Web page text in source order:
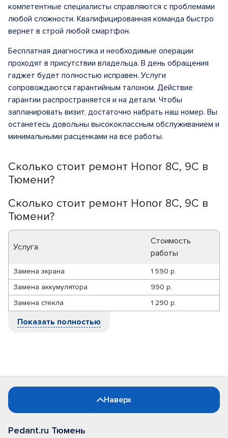
Сколько стоит ремонт Honor 8C, 9C в
Тюмени?
Сколько стоит ремонт Honor 8C, 9C в
Тюмени?
Услуга
Стоимость
работы
Замена экрана
1 590 р.
Замена аккумулятора
990 р.
Замена стекла
1 290 р.
Показать полностью
компетентные специалисты справляются с проблемами
любой сложности. Квалифицированная команда быстро
вернет в строй любой смартфон.
Бесплатная диагностика и необходимые операции
проходят в присутствии владельца. В день обращения
гаджет будет полностью исправен. Услуги
сопровождаются гарантийным талоном. Действие
гарантии распространяется и на детали. Чтобы
запланировать визит, достаточно набрать наш номер. Вы
останетесь довольны высококлассным обслуживанием и
минимальными расценками на все работы.
Наверх
Pedant.ru Тюмень